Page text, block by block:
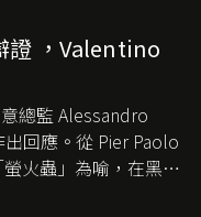
證 ，Valentino
總監 Alessandro
回應。從 Pier Paolo
火蟲」為喻，在黑暗